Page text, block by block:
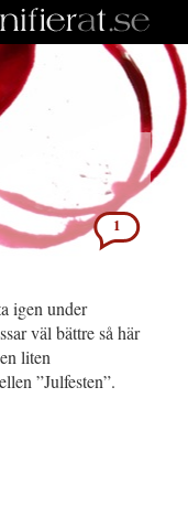
1
igen under
väl bättre så här
liten
”Julfesten”.